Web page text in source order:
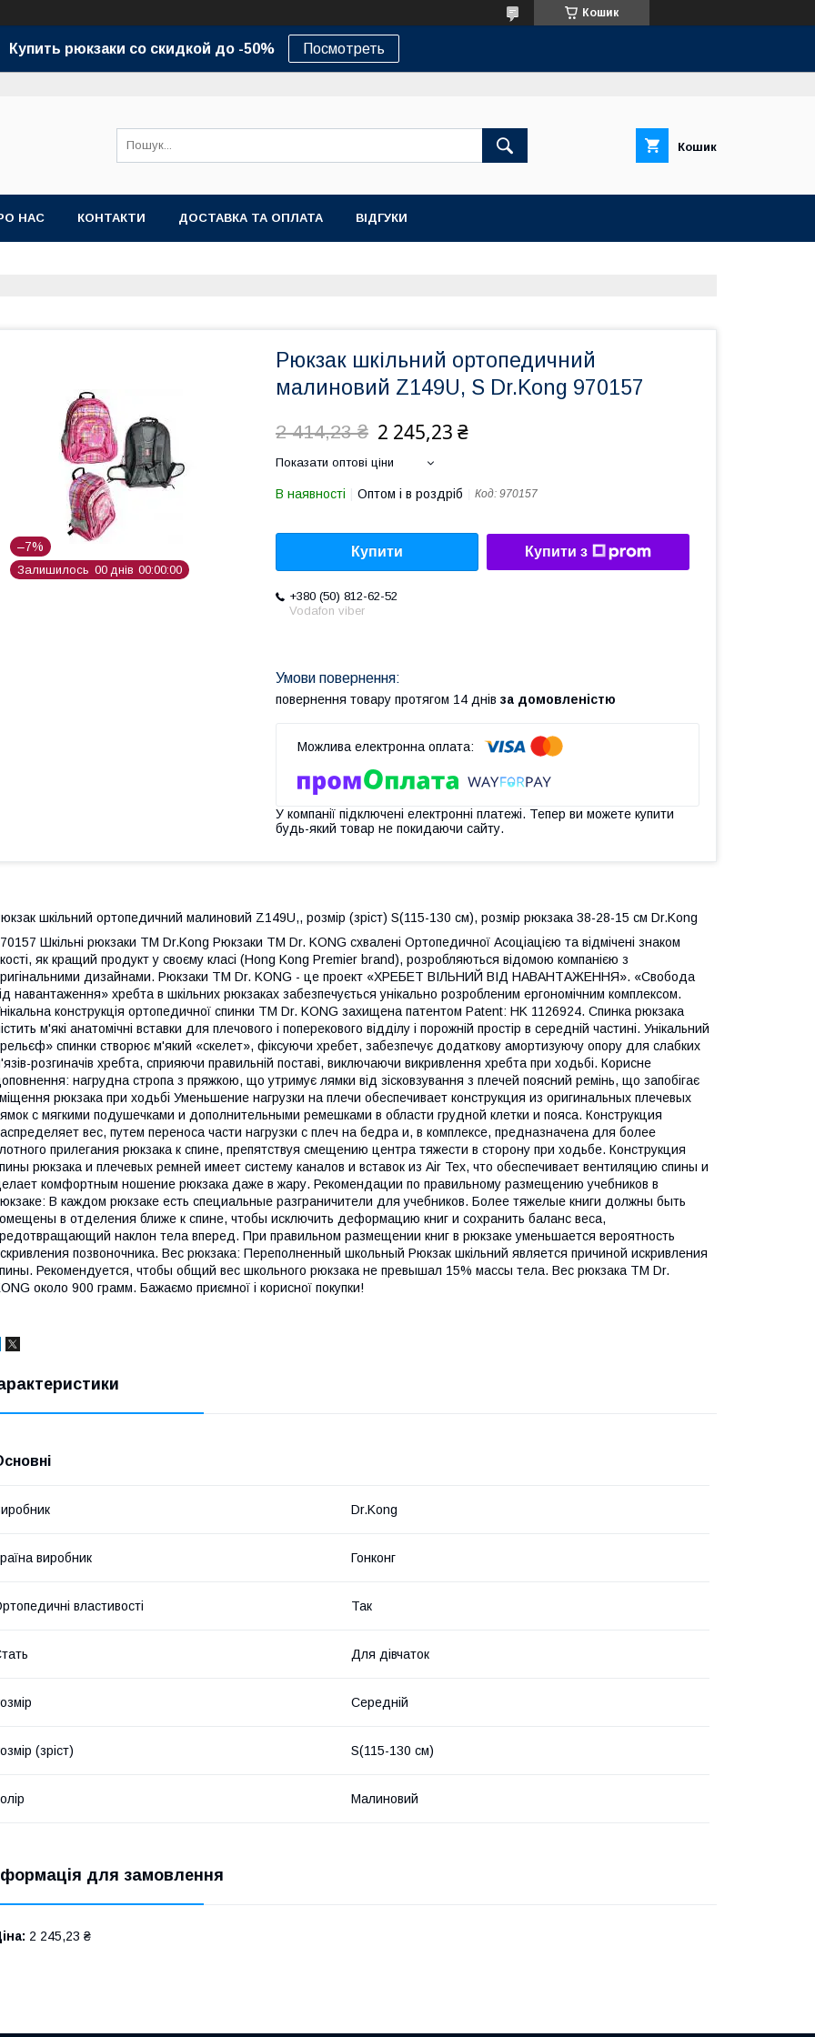
Кошик
Купить рюкзаки со скидкой до -50% Посмотреть
Кошик
НАС КОНТАКТИ ДОСТАВКА ТА ОПЛАТА ВІДГУКИ
–7%
Залишилось 00 днів 00 00 00
Рюкзак шкільний ортопедичний
малиновий Z149U, S Dr.Kong 970157
2 414,23 ₴ 2 245,23 ₴
Показати оптові ціни
В наявності Оптом і в роздріб Код: 970157
Купити Купити з
+380 (50) 812-62-52
Vodafon viber
повернення товару протягом 14 днів за домовленістю
У компанії підключені електронні платежі. Тепер ви можете купити
будь-який товар не покидаючи сайту.
шкільний ортопедичний малиновий Z149U,, розмір (зріст) S(115-130 см), розмір рюкзака 38-28-15 см Dr.Kong
Шкільні рюкзаки ТМ Dr.Kong Рюкзаки ТМ Dr. KONG схвалені Ортопедичної Асоціацією та відмічені знаком
як кращий продукт у своєму класі (Hong Kong Premier brand), розробляються відомою компанією з
дизайнами. Рюкзаки ТМ Dr. KONG - це проект «ХРЕБЕТ ВІЛЬНИЙ ВІД НАВАНТАЖЕННЯ». «Свобода
навантаження» хребта в шкільних рюкзаках забезпечується унікально розробленим ергономічним комплексом.
конструкція ортопедичної спинки ТМ Dr. KONG захищена патентом Patent: HK 1126924. Спинка рюкзака
м'які анатомічні вставки для плечового і поперекового відділу і порожній простір в середній частині. Унікальний
спинки створює м'який «скелет», фіксуючи хребет, забезпечує додаткову амортизуючу опору для слабких
розгиначів хребта, сприяючи правильній поставі, виключаючи викривлення хребта при ходьбі. Корисне
нагрудна стропа з пряжкою, що утримує лямки від зісковзування з плечей поясний ремінь, що запобігає
рюкзака при ходьбі Уменьшение нагрузки на плечи обеспечивает конструкция из оригинальных плечевых
с мягкими подушечками и дополнительными ремешками в области грудной клетки и пояса. Конструкция
вес, путем переноса части нагрузки с плеч на бедра и, в комплексе, предназначена для более
прилегания рюкзака к спине, препятствуя смещению центра тяжести в сторону при ходьбе. Конструкция
рюкзака и плечевых ремней имеет систему каналов и вставок из Air Tex, что обеспечивает вентиляцию спины и
комфортным ношение рюкзака даже в жару. Рекомендации по правильному размещению учебников в
В каждом рюкзаке есть специальные разграничители для учебников. Более тяжелые книги должны быть
в отделения ближе к спине, чтобы исключить деформацию книг и сохранить баланс веса,
наклон тела вперед. При правильном размещении книг в рюкзаке уменьшается вероятность
позвоночника. Вес рюкзака: Переполненный школьный Рюкзак шкільний является причиной искривления
Рекомендуется, чтобы общий вес школьного рюкзака не превышал 15% массы тела. Вес рюкзака ТМ Dr.
около 900 грамм. Бажаємо приємної і корисної покупки!
Dr.Kong
виробник Гонконг
властивості Так
Для дівчаток
Середній
(зріст) S(115-130 см)
Малиновий
для замовлення
2 245,23 ₴